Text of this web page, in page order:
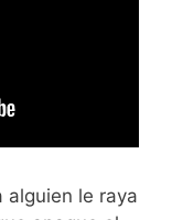
alguien le raya